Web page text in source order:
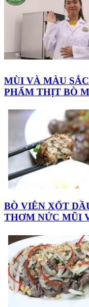
MÙI VÀ MÀU
PHẨM THỊT BÒ
BÒ VIÊN XỐT
THƠM NỨC MŨI